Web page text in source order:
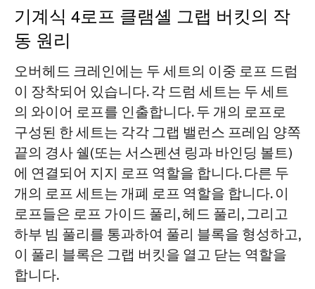
기계식 4로프 클램셸 그랩 버킷의 작
동 원리
오버헤드 크레인에는 두 세트의 이중 로프 드럼
이 장착되어 있습니다. 각 드럼 세트는 두 세트
의 와이어 로프를 인출합니다. 두 개의 로프로
구성된 한 세트는 각각 그랩 밸런스 프레임 양쪽
끝의 경사 쉘(또는 서스펜션 링과 바인딩 볼트)
에 연결되어 지지 로프 역할을 합니다. 다른 두
개의 로프 세트는 개폐 로프 역할을 합니다. 이
로프들은 로프 가이드 풀리, 헤드 풀리, 그리고
하부 빔 풀리를 통과하여 풀리 블록을 형성하고,
이 풀리 블록은 그랩 버킷을 열고 닫는 역할을
합니다.